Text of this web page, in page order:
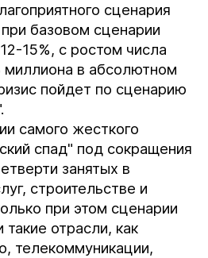
сценария
базовом сценарии
15%, с ростом числа
миллиона в абсолютном
пойдет по сценарию
самого жесткого
спад" под сокращения
занятых в
строительстве и
при этом сценарии
отрасли, как
телекоммуникации,